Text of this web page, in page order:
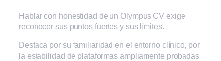
Hablar con honestidad de un Olympus CV exige
reconocer sus puntos fuertes y sus límites.
Destaca por su familiaridad en el entorno clínico, por
la estabilidad de plataformas ampliamente probadas